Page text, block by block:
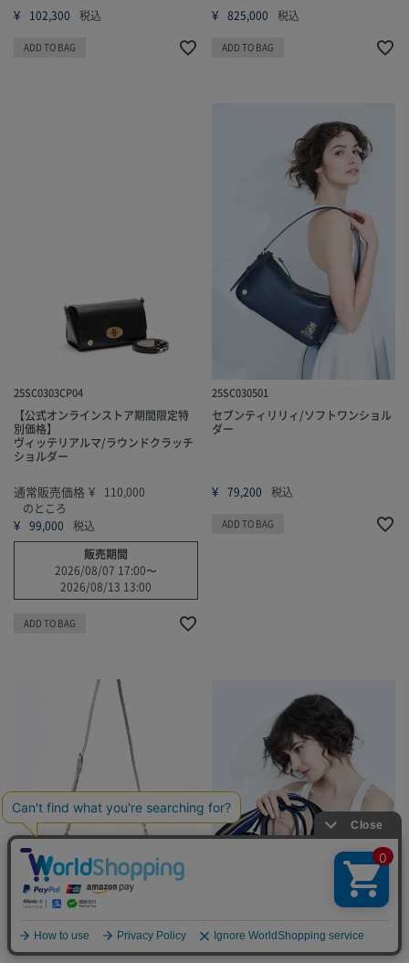
¥ 102,300 税込
ADD TO BAG
¥ 825,000 税込
ADD TO BAG
25SC0303CP04
【公式オンラインストア期間限定特
別価格】
ヴィッテリアルマ/ラウンドクラッチ
ショルダー
通常販売価格 ¥
110,000
のところ
¥ 99,000
税込
販売期間
2026/08/07 17:00〜
2026/08/13 13:00
ADD TO BAG
25SC030501
セブンティリリィ/ソフトワンショル
ダー
¥ 79,200 税込
ADD TO BAG